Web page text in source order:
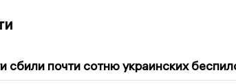
сбили почти сотню украинских